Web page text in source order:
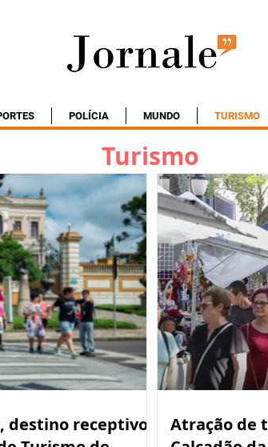
POLÍCIA MUNDO TURISMO
Turismo
destino receptivo
Atração de